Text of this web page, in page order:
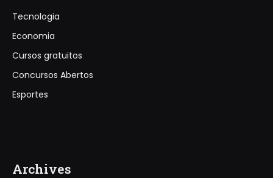
Tecnologia
Economia
Cursos gratuitos
Concursos Abertos
Esportes
Archives